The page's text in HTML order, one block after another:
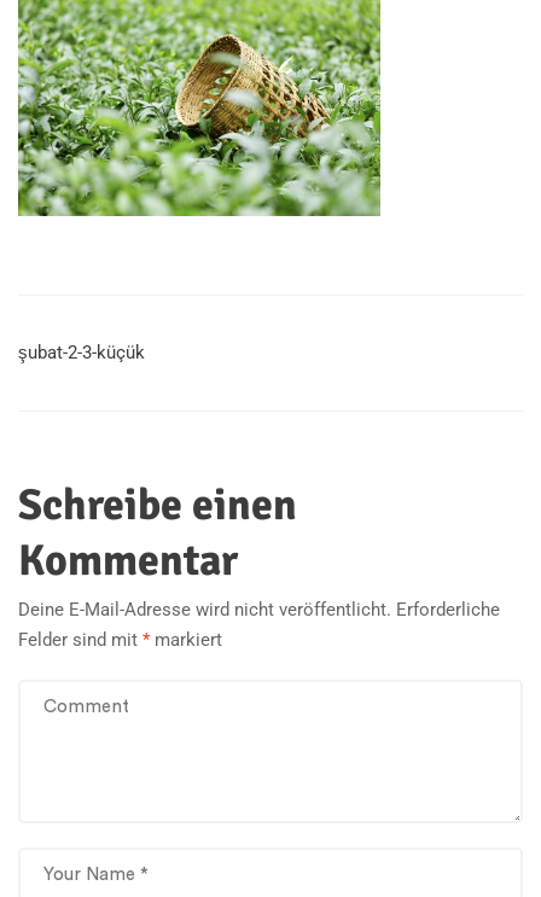
şubat-2-3-küçük
Schreibe einen
Kommentar
Deine E-Mail-Adresse wird nicht veröffentlicht. Erforderliche
Felder sind mit *markiert